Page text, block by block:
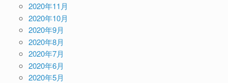
2020年11月
2020年10月
2020年9月
2020年8月
2020年7月
2020年6月
2020年5月